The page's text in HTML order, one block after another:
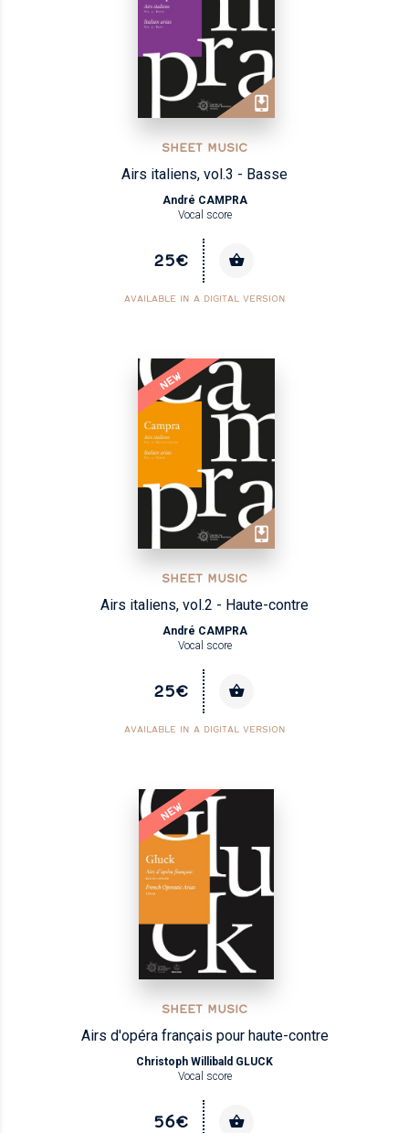
SHEET MUSIC
Airs italiens, vol.3 - Basse
André CAMPRA
Vocal score
25€
AVAILABLE IN A DIGITAL VERSION
NEW
SHEET MUSIC
Airs italiens, vol.2 - Haute-contre
André CAMPRA
Vocal score
25€
AVAILABLE IN A DIGITAL VERSION
NEW
SHEET MUSIC
Airs d'opéra français pour haute-contre
Christoph Willibald GLUCK
Vocal score
56€